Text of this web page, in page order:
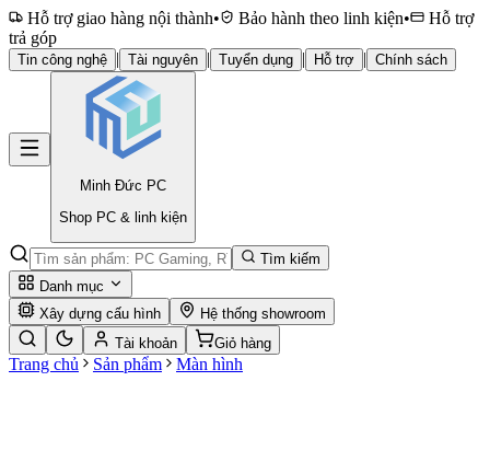
Hỗ trợ giao hàng nội thành• Bảo hành theo linh kiện•
Hỗ trợ
trả góp
Tin công nghệ | Tài nguyên | Tuyển dụng | Hỗ trợ | Chính sách
Minh Đức PC
Shop PC & linh kiện
Tìm kiếm
Danh mục
Xây dựng cấu hình
Hệ thống showroom
Tài khoản
Giỏ hàng
Trang chủ Sản phẩm Màn hình